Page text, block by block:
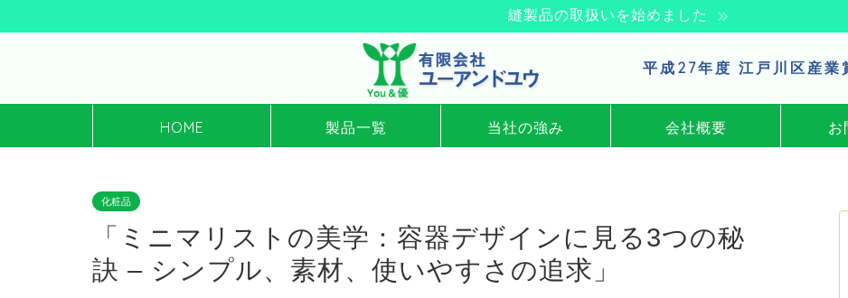
縫製品の取扱いを始めました
平成27年度 江戸川区産業
HOME 製品一覧 当社の強み 会社概要 お
化粧品
「ミニマリストの美学：容器デザインに見る3つの秘
訣 – シンプル、素材、使いやすさの追求」